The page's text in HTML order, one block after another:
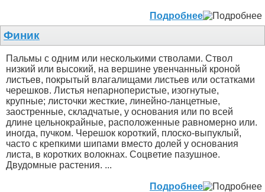
Подробнее
Финик
Пальмы с одним или несколькими стволами. Ствол
низкий или высокий, на вершине увенчанный кроной
листьев, покрытый влагалищами листьев или остатками
черешков. Листья непарноперистые, изогнутые,
крупные; листочки жесткие, линейно-ланцетные,
заостренные, складчатые, у основания или по всей
длине цельнокрайные, расположенные равномерно или.
иногда, пучком. Черешок короткий, плоско-выпуклый,
часто с крепкими шипами вместо долей у основания
листа, в коротких волокнах. Соцветие пазушное.
Двудомные растения. ...
Подробнее